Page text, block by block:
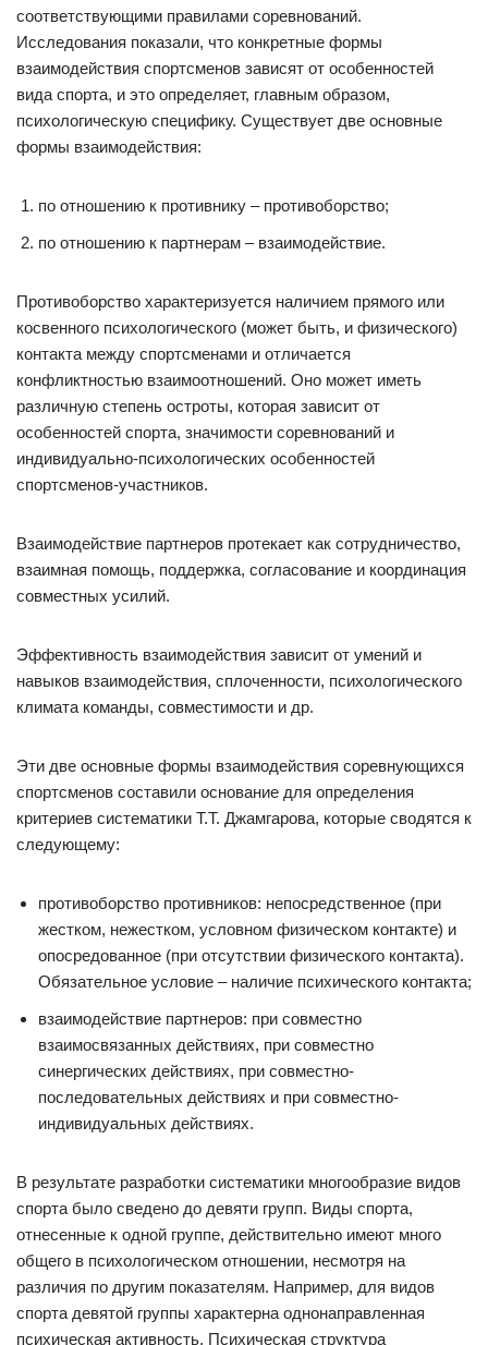
соответствующими правилами соревнований.
Исследования показали, что конкретные формы
взаимодействия спортсменов зависят от особенностей
вида спорта, и это определяет, главным образом,
психологическую специфику. Существует две основные
формы взаимодействия:
по отношению к противнику – противоборство;
по отношению к партнерам – взаимодействие.
Противоборство характеризуется наличием прямого или
косвенного психологического (может быть, и физического)
контакта между спортсменами и отличается
конфликтностью взаимоотношений. Оно может иметь
различную степень остроты, которая зависит от
особенностей спорта, значимости соревнований и
индивидуально-психологических особенностей
спортсменов-участников.
Взаимодействие партнеров протекает как сотрудничество,
взаимная помощь, поддержка, согласование и координация
совместных усилий.
Эффективность взаимодействия зависит от умений и
навыков взаимодействия, сплоченности, психологического
климата команды, совместимости и др.
Эти две основные формы взаимодействия соревнующихся
спортсменов составили основание для определения
критериев систематики Т.Т. Джамгарова, которые сводятся к
следующему:
противоборство противников: непосредственное (при
жестком, нежестком, условном физическом контакте) и
опосредованное (при отсутствии физического контакта).
Обязательное условие – наличие психического контакта;
взаимодействие партнеров: при совместно
взаимосвязанных действиях, при совместно
синергических действиях, при совместно-
последовательных действиях и при совместно-
индивидуальных действиях.
В результате разработки систематики многообразие видов
спорта было сведено до девяти групп. Виды спорта,
отнесенные к одной группе, действительно имеют много
общего в психологическом отношении, несмотря на
различия по другим показателям. Например, для видов
спорта девятой группы характерна однонаправленная
психическая активность. Психическая структура